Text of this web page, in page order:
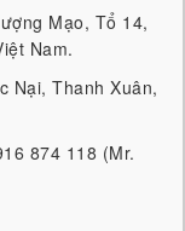
Mạo, Tổ 14,
Nam.
Nại, Thanh Xuân,
874 118 (Mr.